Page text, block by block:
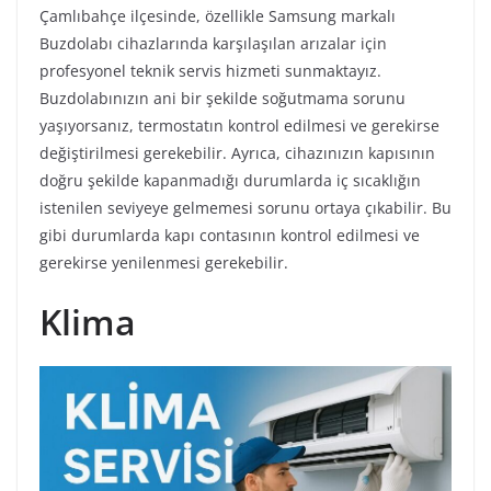
Çamlıbahçe ilçesinde, özellikle Samsung markalı
Buzdolabı cihazlarında karşılaşılan arızalar için
profesyonel teknik servis hizmeti sunmaktayız.
Buzdolabınızın ani bir şekilde soğutmama sorunu
yaşıyorsanız, termostatın kontrol edilmesi ve gerekirse
değiştirilmesi gerekebilir. Ayrıca, cihazınızın kapısının
doğru şekilde kapanmadığı durumlarda iç sıcaklığın
istenilen seviyeye gelmemesi sorunu ortaya çıkabilir. Bu
gibi durumlarda kapı contasının kontrol edilmesi ve
gerekirse yenilenmesi gerekebilir.
Klima